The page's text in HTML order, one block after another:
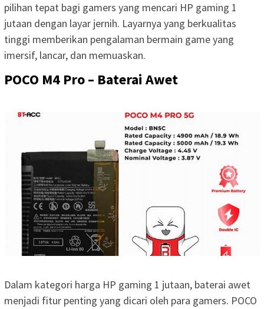
pilihan tepat bagi gamers yang mencari HP gaming 1
jutaan dengan layar jernih. Layarnya yang berkualitas
tinggi memberikan pengalaman bermain game yang
imersif, lancar, dan memuaskan.
POCO M4 Pro – Baterai Awet
Dalam kategori harga HP gaming 1 jutaan, baterai awet
menjadi fitur penting yang dicari oleh para gamers. POCO